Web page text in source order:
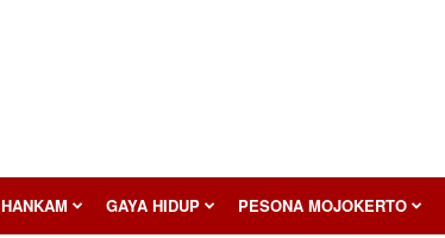
HANKAM GAYA HIDUP PESONA MOJOKERTO